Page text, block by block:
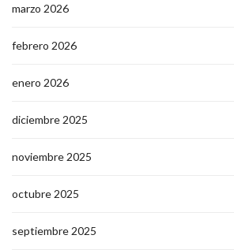
marzo 2026
febrero 2026
enero 2026
diciembre 2025
noviembre 2025
octubre 2025
septiembre 2025